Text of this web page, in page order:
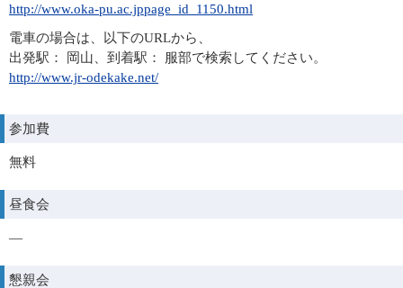
http://www.oka-pu.ac.jppage_id_1150.html
電車の場合は、以下のURLから、
出発駅： 岡山、到着駅： 服部で検索してください。
http://www.jr-odekake.net/
参加費
無料
昼食会
—
懇親会